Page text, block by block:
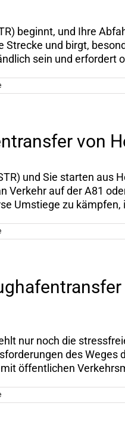
beginnt, und Ihre
und birgt,
sein und erfordert
von
und Sie starten
Verkehr auf der A81
Umstiege zu
nur noch die
des
öffentlichen